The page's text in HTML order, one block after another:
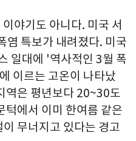
야기도 아니다. 미국 서
염 특보가 내려졌다. 미국
일대에 '역사적인 3월 폭
이르는 고온이 나타났
역은 평년보다 20~30도
턱에서 이미 한여름 같은
무너지고 있다는 경고